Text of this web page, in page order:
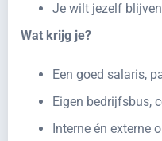
Je wilt jezelf
Wat krijg je?
Een goed salaris,
Eigen bedrijfsbus,
Interne én externe